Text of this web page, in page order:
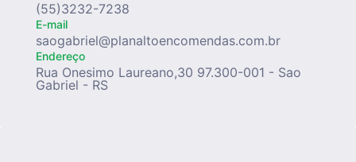
(55)3232-7238
E-mail
saogabriel@planaltoencomendas.com.br
Endereço
Rua Onesimo Laureano,30 97.300-001 - Sao
Gabriel - RS